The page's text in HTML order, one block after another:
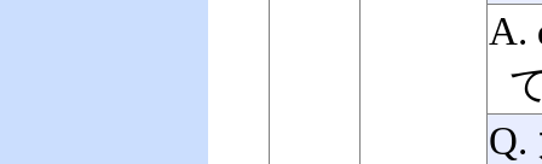
A.
Q.